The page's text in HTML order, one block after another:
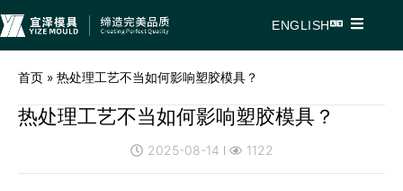
ENGLISH
首页 » 热处理工艺不当如何影响塑胶模具？
热处理工艺不当如何影响塑胶模具？
2025-08-14 1122